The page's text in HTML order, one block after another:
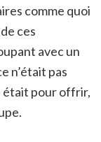
comme quoi
ces
avec un
n’était pas
était pour offrir,